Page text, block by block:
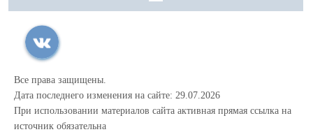
Все права защищены.
Дата последнего изменения на сайте: 29.07.2026
При использовании материалов сайта активная прямая ссылка на
источник обязательна